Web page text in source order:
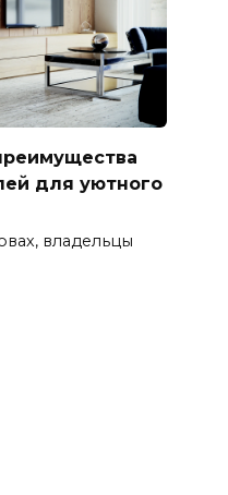
для уютного
владельцы